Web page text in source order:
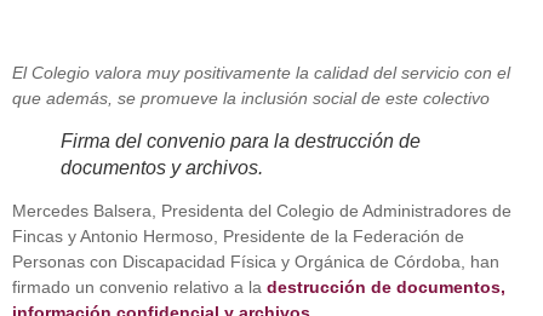
El Colegio valora muy positivamente la calidad del servicio con el
que además, se promueve la inclusión social de este colectivo
Firma del convenio para la destrucción de
documentos y archivos.
Mercedes Balsera, Presidenta del Colegio de Administradores de
Fincas y Antonio Hermoso, Presidente de la Federación de
Personas con Discapacidad Física y Orgánica de Córdoba, han
firmado un convenio relativo a la destrucción de documentos,